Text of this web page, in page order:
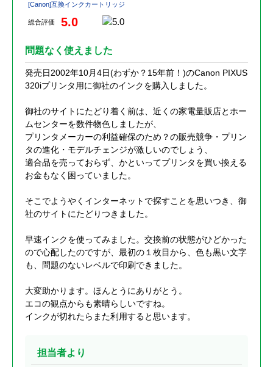
[Canon]互換インクカートリッジ
総合評価 5.0
問題なく使えました
発売日2002年10月4日(わずか？15年前！)のCanon PIXUS
320iプリンタ用に御社のインクを購入しました。
御社のサイトにたどり着く前は、近くの家電量販店とホー
ムセンターを数件物色しましたが、
プリンタメーカーの利益確保のため？の販売競争・プリン
タの進化・モデルチェンジが激しいのでしょう、
適合品を売っておらず、かといってプリンタを買い換える
お金もなく困っていました。
そこでようやくインターネットで探すことを思いつき、御
社のサイトにたどりつきました。
早速インクを使ってみました。交換前の状態がひどかった
ので心配したのですが、最初の１枚目から、色も黒い文字
も、問題のないレベルで印刷できました。
大変助かります。ほんとうにありがとう。
エコの観点からも素晴らしいですね。
インクが切れたらまた利用すると思います。
担当者より